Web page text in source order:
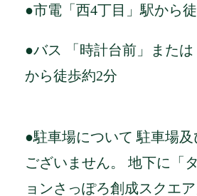
●市電「西4丁目」駅から
●バス 「時計台前」また
から徒歩約2分
●駐車場について 駐車場
ございません。 地下に「
ョンさっぽろ創成スクエ